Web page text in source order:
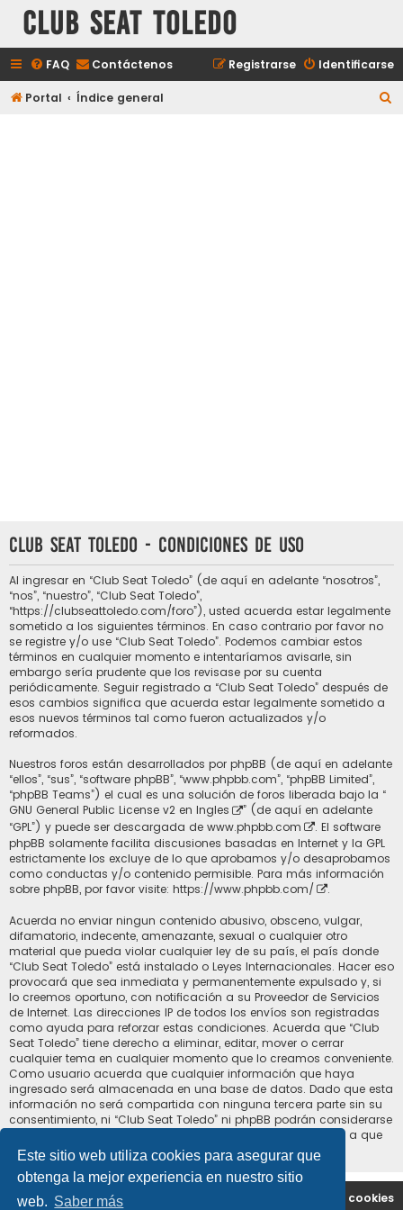
Este sitio web utiliza cookies para asegurar que
obtenga la mejor experiencia en nuestro sitio
web. Saber más
Club Seat Toledo
FAQ Contáctenos Identificarse
Registrarse
Portal Índice general
Club Seat Toledo - Condiciones de uso
Al ingresar en “Club Seat Toledo” (de aquí en adelante “nosotros”,
“nos”, “nuestro”, “Club Seat Toledo”,
“https://clubseattoledo.com/foro”), usted acuerda estar legalmente
sometido a los siguientes términos. En caso contrario por favor no
se registre y/o use “Club Seat Toledo”. Podemos cambiar estos
términos en cualquier momento e intentaríamos avisarle, sin
embargo sería prudente que los revisase por su cuenta
periódicamente. Seguir registrado a “Club Seat Toledo” después de
esos cambios significa que acuerda estar legalmente sometido a
esos nuevos términos tal como fueron actualizados y/o
reformados.
Nuestros foros están desarrollados por phpBB (de aquí en adelante
“ellos”, “sus”, “software phpBB”, “www.phpbb.com”, “phpBB Limited”,
“phpBB Teams”) el cual es una solución de foros liberada bajo la “
GNU General Public License v2 en Ingles
” (de aquí en adelante
“GPL”) y puede ser descargada de www.phpbb.com
. El software
phpBB solamente facilita discusiones basadas en Internet y la GPL
estrictamente los excluye de lo que aprobamos y/o desaprobamos
como conductas y/o contenido permisible. Para más información
sobre phpBB, por favor visite: https://www.phpbb.com/ .
Acuerda no enviar ningun contenido abusivo, obsceno, vulgar,
difamatorio, indecente, amenazante, sexual o cualquier otro
material que pueda violar cualquier ley de su país, el país donde
“Club Seat Toledo” está instalado o Leyes Internacionales. Hacer eso
provocará que sea inmediata y permanentemente expulsado y, si
lo creemos oportuno, con notificación a su Proveedor de Servicios
de Internet. Las direcciones IP de todos los envíos son registradas
como ayuda para reforzar estas condiciones. Acuerda que “Club
Seat Toledo” tiene derecho a eliminar, editar, mover o cerrar
cualquier tema en cualquier momento que lo creamos conveniente.
Como usuario acuerda que cualquier información que haya
ingresado será almacenada en una base de datos. Dado que esta
información no será compartida con ninguna tercera parte sin su
consentimiento, ni “Club Seat Toledo” ni phpBB podrán considerarse
responsables por cualquier intento de hacking que conlleve a que
los datos sean comprometidos.
Portal Índice general Borrar cookies